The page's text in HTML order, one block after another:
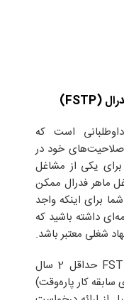
(
FSTP
)
است که
صلاحیت‌های خود در
یکی از مشاغل
ماهر فدرال ممکن
برای اینکه واجد
داشته باشید که
شغلی معتبر باشد.
تجربه کاری مورد نیاز برای برنامه FSTP حداقل 2 سال
سابقه کار پاره‌وقت)